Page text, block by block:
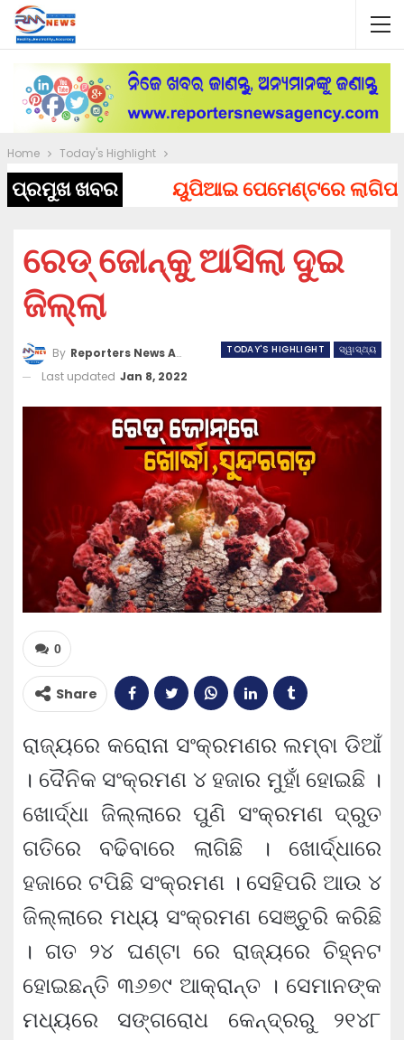
Home Today's Highlight
ପ୍ରମୁଖ ଖବର ୟୁପିଆଇ ପେମେଣ୍ଟରେ ଲାଗିପାରେ
ରେଡ୍ ଜୋନ୍କୁ ଆସିଲା ଦୁଇ
ଜିଲ୍ଲା
TODAY'S HIGHLIGHT ସ୍ୱାସ୍ଥ୍ୟ
By Reporters News Agency
Last updated Jan 8, 2022
0
Share
ରାଜ୍ୟରେ କରୋନା ସଂକ୍ରମଣର ଲମ୍ବା ଡିଆଁ
। ଦୈନିକ ସଂକ୍ରମଣ ୪ ହଜାର ମୁହାଁ ହୋଇଛି ।
ଖୋର୍ଦ୍ଧା ଜିଲ୍ଲାରେ ପୁଣି ସଂକ୍ରମଣ ଦ୍ରୁତ
ଗତିରେ ବଢିବାରେ ଲାଗିଛି । ଖୋର୍ଦ୍ଧାରେ
ହଜାରେ ଟପିଛି ସଂକ୍ରମଣ । ସେହିପରି ଆଉ ୪
ଜିଲ୍ଲାରେ ମଧ୍ୟ ସଂକ୍ରମଣ ସେଞ୍ଚୁରି କରିଛି
। ଗତ ୨୪ ଘଣ୍ଟା ରେ ରାଜ୍ୟରେ ଚିହ୍ନଟ
ହୋଇଛନ୍ତି ୩୬୭୯ ଆକ୍ରାନ୍ତ । ସେମାନଙ୍କ
ମଧ୍ୟରେ ସଙ୍ଗରୋଧ କେନ୍ଦ୍ରରୁ ୨୧୪୮